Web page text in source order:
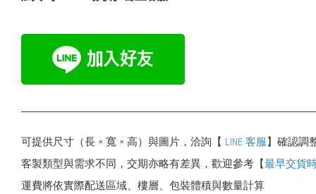
可提供尺寸（長 × 寬 × 高）與圖片，洽詢【 LINE 客服】確認調
客製類型與需求不同，交期亦略有差異，歡迎參考【最早交貨
運費將依實際配送區域、樓層、包裝體積與數量計算